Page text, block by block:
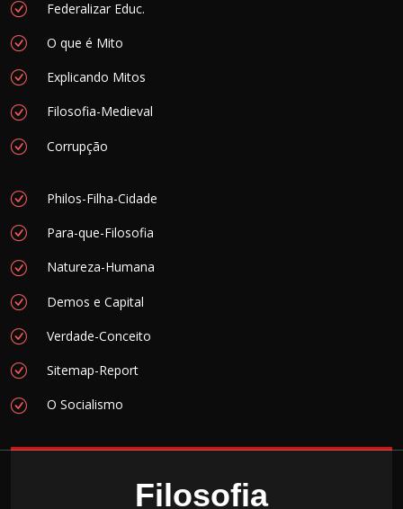
Federalizar Educ.
O que é Mito
Explicando Mitos
Filosofia-Medieval
Corrupção
Philos-Filha-Cidade
Para-que-Filosofia
Natureza-Humana
Demos e Capital
Verdade-Conceito
Sitemap-Report
O Socialismo
Filosofia